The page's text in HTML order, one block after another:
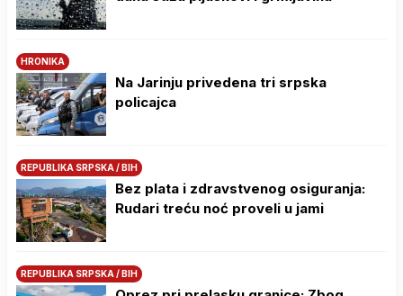
HRONIKA
Na Јarinju privedena tri srpska
policajca
REPUBLIKA SRPSKA / BIH
Bez plata i zdravstvenog osiguranja:
Rudari treću noć proveli u jami
REPUBLIKA SRPSKA / BIH